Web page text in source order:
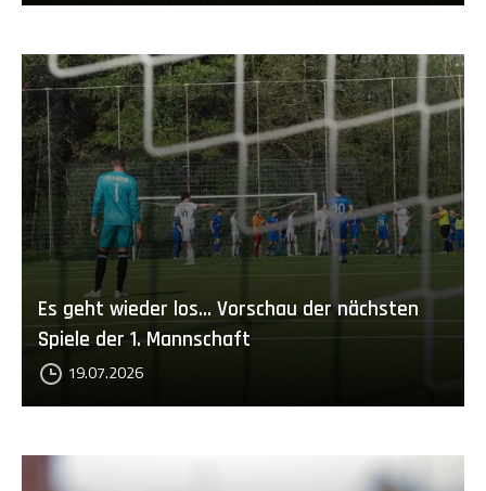
Es geht wieder los... Vorschau der nächsten
Spiele der 1. Mannschaft
19.07.2026